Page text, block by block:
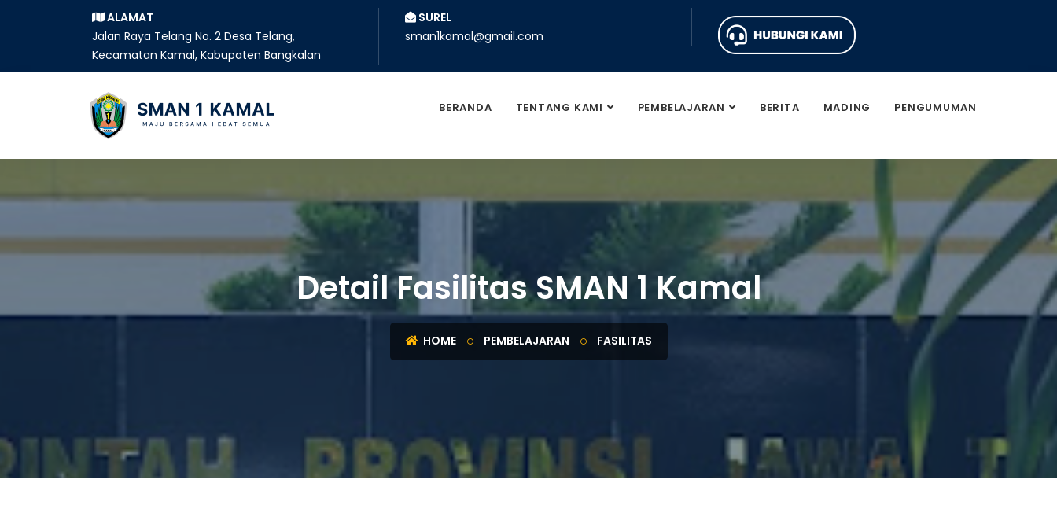
ALAMAT
Jalan Raya Telang No. 2 Desa Telang,
Kecamatan Kamal, Kabupaten Bangkalan
SUREL
sman1kamal@gmail.com
BERANDA TENTANG KAMI PEMBELAJARAN BERITA MADING PENGUMUMAN
Detail Fasilitas SMAN 1 Kamal
HOME PEMBELAJARAN FASILITAS